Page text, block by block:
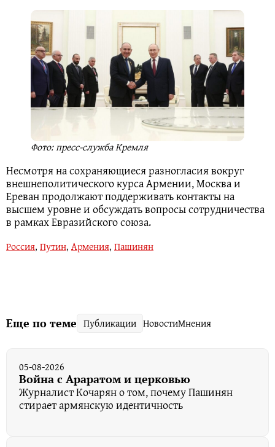
Фото: пресс-служба Кремля
Несмотря на сохраняющиеся разногласия вокруг
внешнеполитического курса Армении, Москва и
Ереван продолжают поддерживать контакты на
высшем уровне и обсуждать вопросы сотрудничества
в рамках Евразийского союза.
Россия, Путин, Армения, Пашинян
Еще по теме Публикации НовостиМнения
05-08-2026
Война с Араратом и церковью
Журналист Кочарян о том, почему Пашинян
стирает армянскую идентичность